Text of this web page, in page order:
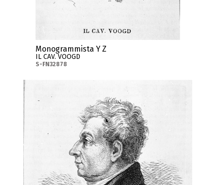
Monogrammista Y Z
IL CAV. VOOGD
S-FN32878